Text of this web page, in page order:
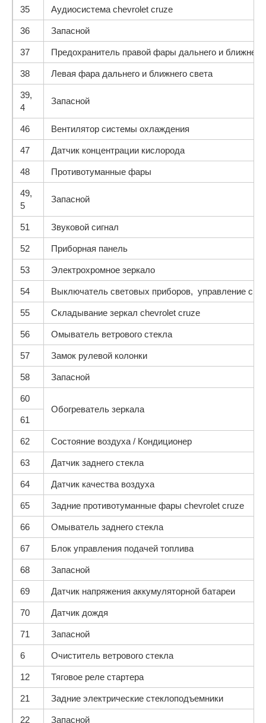
35 Аудиосистема chevrolet cruze
36 Запасной
37 Предохранитель правой фары дальнего и ближнего
38 Левая фара дальнего и ближнего света
39,
4
Запасной
46 Вентилятор системы охлаждения
47 Датчик концентрации кислорода
48 Противотуманные фары
49,
5
Запасной
51 Звуковой сигнал
52 Приборная панель
53 Электрохромное зеркало
54 Выключатель световых приборов, управление
55 Складывание зеркал chevrolet cruze
56 Омыватель ветрового стекла
57 Замок рулевой колонки
58 Запасной
60
Обогреватель зеркала
61
62 Состояние воздуха / Кондиционер
63 Датчик заднего стекла
64 Датчик качества воздуха
65 Задние противотуманные фары chevrolet cruze
66 Омыватель заднего стекла
67 Блок управления подачей топлива
68 Запасной
69 Датчик напряжения аккумуляторной батареи
70 Датчик дождя
71 Запасной
6 Очиститель ветрового стекла
12 Тяговое реле стартера
21 Задние электрические стеклоподъемники
22 Запасной